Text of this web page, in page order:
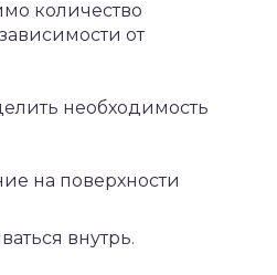
количество
от
необходимость
на поверхности
внутрь.